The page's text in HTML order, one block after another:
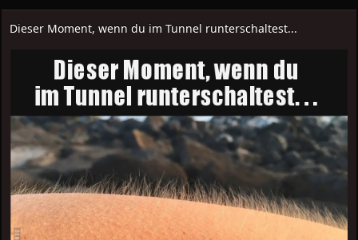
Dieser Moment, wenn du im Tunnel runterschaltest...